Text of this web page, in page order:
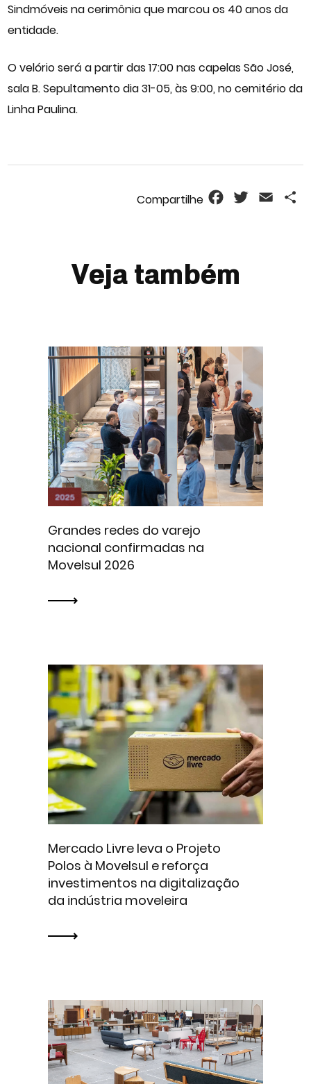
Sindmóveis na cerimônia que marcou os 40 anos da
entidade.
O velório será a partir das 17:00 nas capelas São José,
sala B. Sepultamento dia 31-05, às 9:00, no cemitério da
Linha Paulina.
FacebookTwitterEmail
Veja também
Grandes redes do varejo
nacional confirmadas na
Movelsul 2026
Mercado Livre leva o Projeto
Polos à Movelsul e reforça
investimentos na digitalização
da indústria moveleira